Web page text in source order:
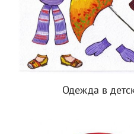
Одежда в